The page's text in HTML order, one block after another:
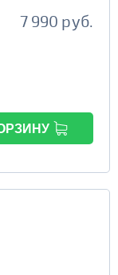
7 990 руб.